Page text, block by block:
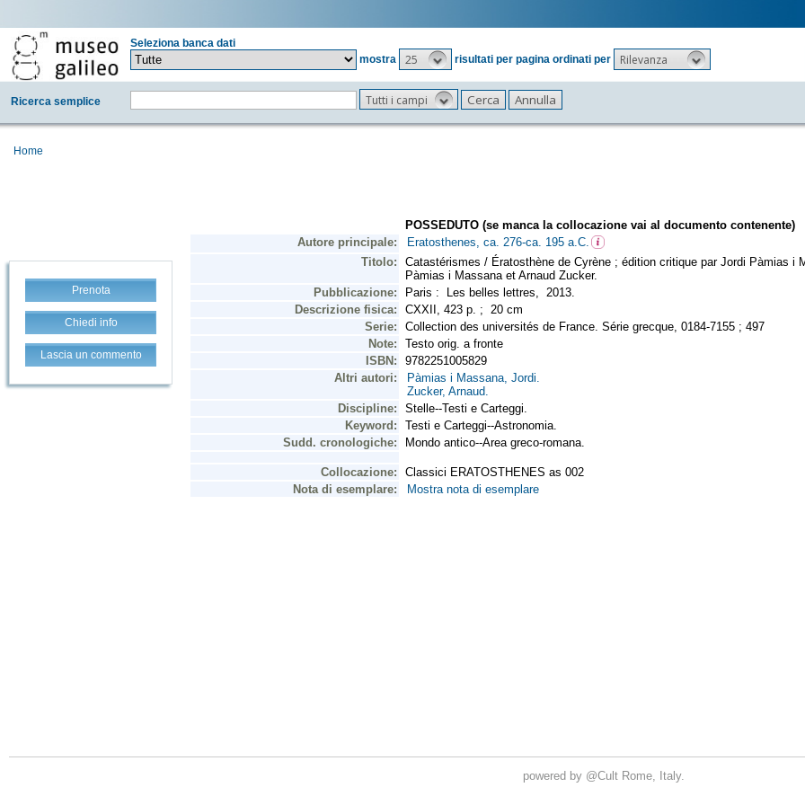
Seleziona banca dati
mostra
25 risultati per pagina ordinati per Rilevanza
Ricerca semplice Tutti i campi
Home
Prenota
Chiedi info
Lascia un commento
powered by @Cult Rome, Italy.